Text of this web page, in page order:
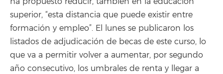
superior, “esta distancia que puede existir entre
formación y empleo”. El lunes se publicaron los
listados de adjudicación de becas de este curso, lo
que va a permitir volver a aumentar, por segundo
año consecutivo, los umbrales de renta y llegar a